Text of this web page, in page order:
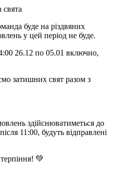
свята
буде на різдвяних
у цей період не буде.
26.12 по 05.01 включно,
затишних свят разом з
здійснюватиметься до
11:00, будуть відправлені
💚